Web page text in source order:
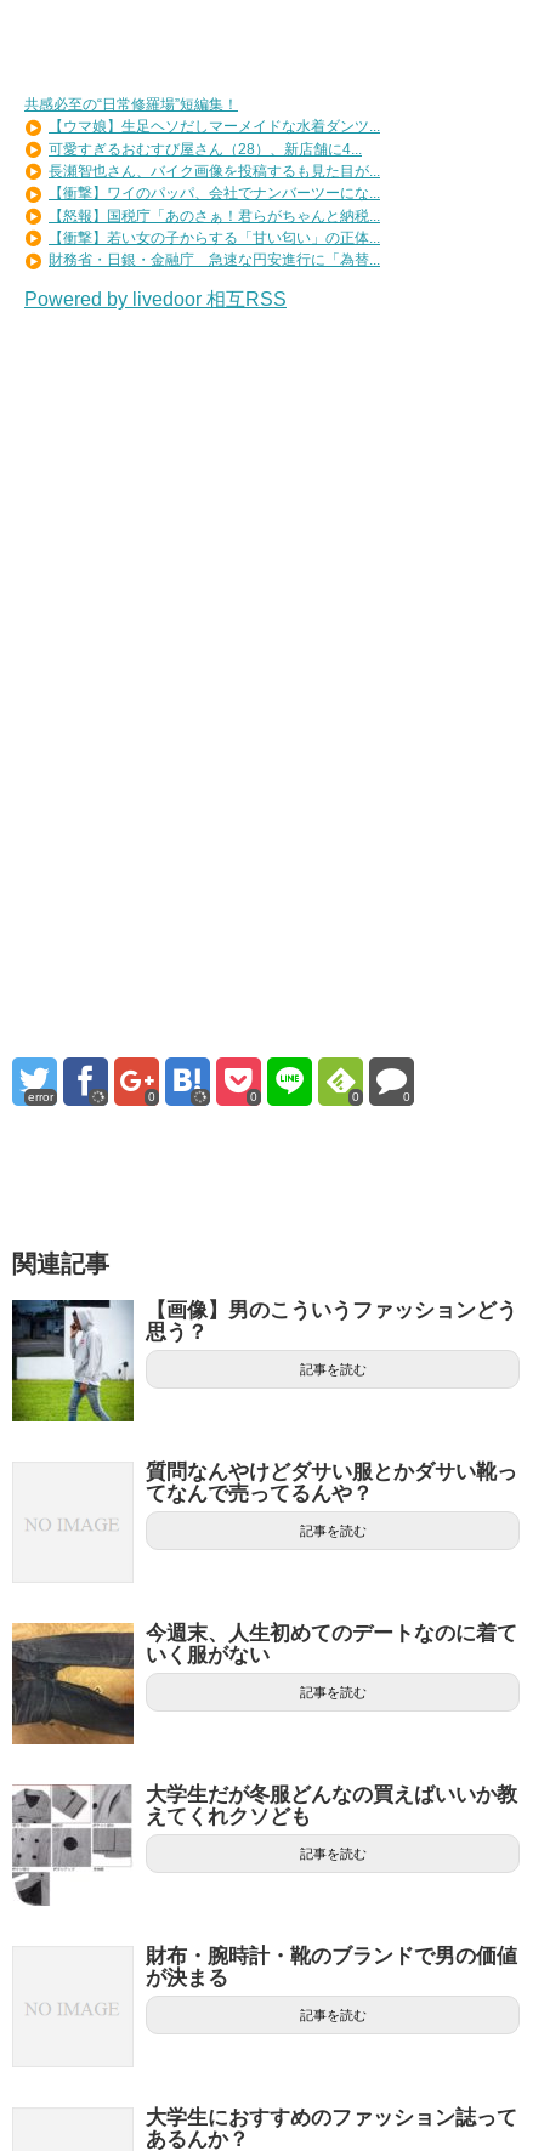
共感必至の“日常修羅場”短編集！
【ウマ娘】生足ヘソだしマーメイドな水着ダンツ...
可愛すぎるおむすび屋さん（28）、新店舗に4...
長瀬智也さん、バイク画像を投稿するも見た目が...
【衝撃】ワイのパッパ、会社でナンバーツーにな...
【怒報】国税庁「あのさぁ！君らがちゃんと納税...
【衝撃】若い女の子からする「甘い匂い」の正体...
財務省・日銀・金融庁 急速な円安進行に「為替...
Powered by livedoor 相互RSS
error 0 0 0 0
関連記事
【画像】男のこういうファッションどう
思う？
記事を読む
質問なんやけどダサい服とかダサい靴っ
てなんで売ってるんや？
記事を読む
今週末、人生初めてのデートなのに着て
いく服がない
記事を読む
大学生だが冬服どんなの買えばいいか教
えてくれクソども
記事を読む
財布・腕時計・靴のブランドで男の価値
が決まる
記事を読む
大学生におすすめのファッション誌って
あるんか？